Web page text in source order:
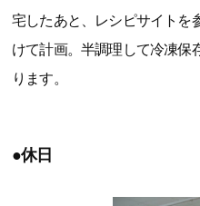
宅したあと、レシピサイトを
けて計画。半調理して冷凍保
ります。
●休日